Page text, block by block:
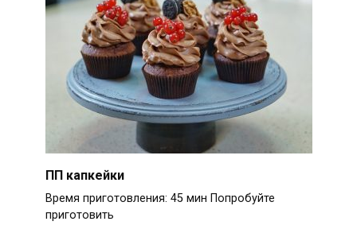
ПП капкейки
Время приготовления: 45 мин Попробуйте
приготовить